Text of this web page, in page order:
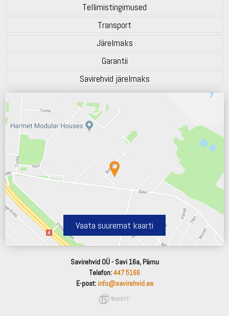
Tellimistingimused
Transport
Järelmaks
Garantii
Savirehvid järelmaks
Vaata suuremat kaarti
Savirehvid OÜ - Savi 16a, Pärnu
Telefon:447 5166
E-post: info@savirehvid.ee